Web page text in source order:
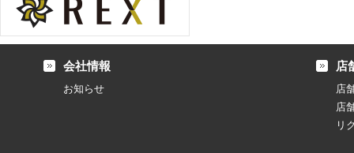
会社情報
お知らせ
店
店
店
リ